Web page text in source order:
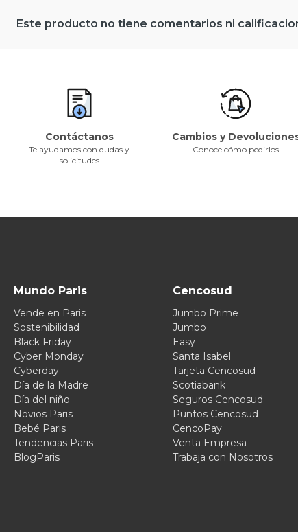
Este producto no tiene comentarios ni
Contáctanos
Te ayudamos con dudas y
solicitudes
Cambios y
Conoce cómo pedirlos
Mundo Paris
Vende en Paris
Sostenibilidad
Black Friday
Cyber Monday
Cyberday
Día de la Madre
Día del niño
Novios Paris
Bebé Paris
Tendencias Paris
BlogParis
Cencosud
Jumbo Prime
Jumbo
Easy
Santa Isabel
Tarjeta Cencosud
Scotiabank
Seguros Cencosud
Puntos Cencosud
CencoPay
Venta Empresa
Trabaja con Nosotros